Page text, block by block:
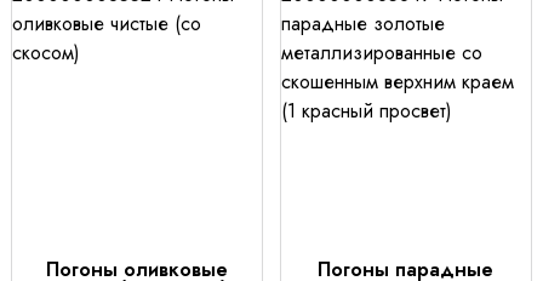
Погоны оливковые Погоны парадные